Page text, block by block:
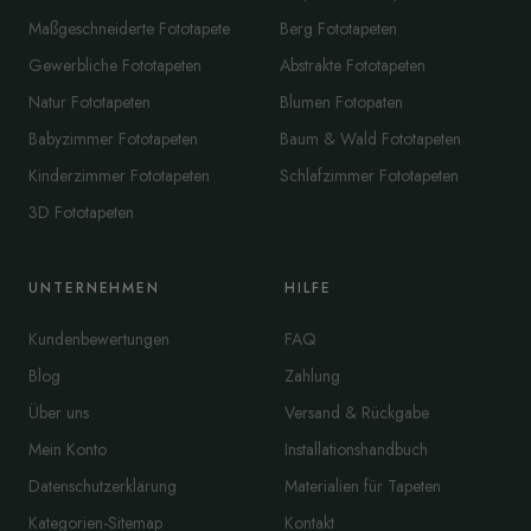
Maßgeschneiderte Fototapete
Gewerbliche Fototapeten
Natur Fototapeten
Babyzimmer Fototapeten
Kinderzimmer Fototapeten
3D Fototapeten
Berg Fototapeten
Abstrakte Fototapeten
Blumen Fotopaten
Baum & Wald Fototapeten
Schlafzimmer Fototapeten
UNTERNEHMEN
Kundenbewertungen
Blog
Über uns
Mein Konto
Datenschutzerklärung
Kategorien-Sitemap
HILFE
FAQ
Zahlung
Versand & Rückgabe
Installationshandbuch
Materialien für Tapeten
Kontakt